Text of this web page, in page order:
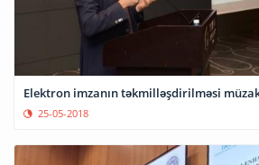
Elektron imzanın təkmilləşdirilməsi
25-05-2018